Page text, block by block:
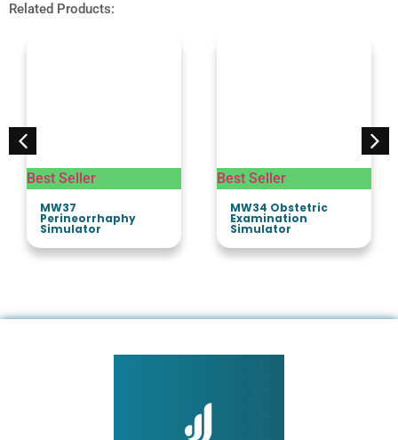
Related Products:
Best Seller
MW37
Perineorrhaphy
Simulator
Best Seller
MW34 Obstetric
Examination
Simulator